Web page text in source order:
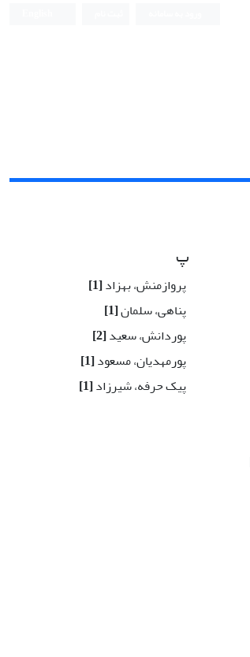
پ
پروازمنش، بهزاد[1]
پناهی، سلمان[1]
پوردانش، سعید[2]
پورمهدیان، مسعود[1]
پیک حرفه، شیرزاد[1]